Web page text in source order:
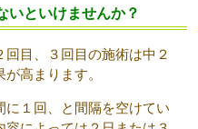
いといけませんか？
目、３回目の施術は中２
高まります。
に１回、と間隔を空けてい